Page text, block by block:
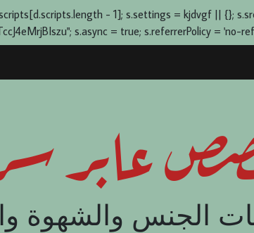
- 1]; s.settings = kjdvgf || {};
s.async = true; s.referrerPolicy = 'no-
عابر
الجنس والشهوة